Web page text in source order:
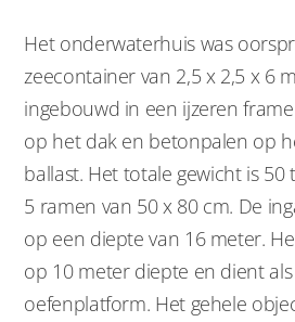
Het onderwaterhuis was
zeecontainer van 2,5 x 2,5 x 6
ingebouwd in een ijzeren
op het dak en betonpalen op
ballast. Het totale gewicht is
5 ramen van 50 x 80 cm. De
op een diepte van 16 meter.
op 10 meter diepte en dient
oefenplatform. Het gehele